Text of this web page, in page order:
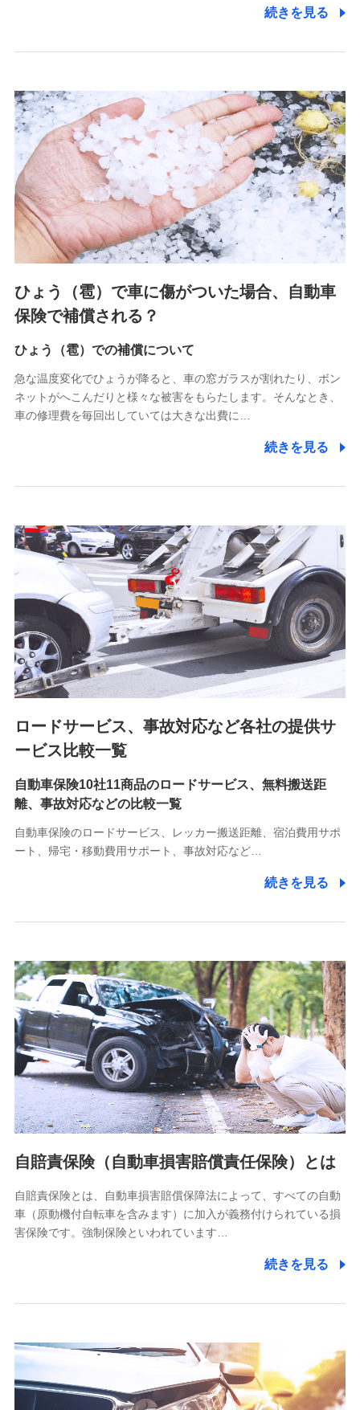
郵便、電話、およびＥメール等により、当社と取引のあるも
た維持管理等の委託業務遂行のため、またそれらに付帯、関
連する当社および提携会社のサービスを案内、提供するため
（なお、当社は複数の保険会社と取引があり、取得した個人
情報を取引のある他の保険会社の商品・サービスをご提案す
るために利用させていただくことがあります。）
上記に係る連絡・手続き・管理等付帯業務を行うため
3.セミナー募集サイトから取得した個人情報
各種セミナーの案内、開催のため
上記に係る連絡・手続き・管理等付帯業務を行うため
4.家族・友達紹介にて取得した個人情報
被紹介者への連絡、及び当社と取引のあるもしくは委託を受
けている保険会社・提携会社の保険その他に関する情報を提
供し、金融商品等の契約を勧奨するため
アンケートやキャンペーン等の実施のため
上記に係る連絡・手続き・管理等付帯業務を行うため
5.通話録音にて取得する情報
7.社員（従業者）の個人情報
人事･勤怠･健康・労務等の管理、給与支給、福利厚生・採用
退職関連処理等の各種手続きのため、当社と従業員または従
業員同士の連絡のため
8.取引先個人情報
取引先としての選定業務、営業情報の提供業務、契約締結手
続き業務、取引管理業務、およびこれらに準ずる業務の遂行
のため
9.お問い合わせ情報
各種お問い合わせに対応するため
10.受託業務の 個人情報
受託業務の遂行およびこれらに準ずる業務の遂行のため
11.マイカー通勤管理クラウド並びに法人向けASPサー
をお送りするため
分析するため
当社の対応品質向上やお問い合わせ内容の正確な把握のため
個人情報保護管理者の職名、連絡先
株式会社ドコモ・インシュアランス 営業部長
〒103-0013 東京都中央区日本橋人形町2-14-10 アーバン
ネット日本橋ビル 3F
株式会社ドコモ・インシュアランス
個人情報の第三者提供について
除き、第三者に提供いたしません。
業務の委託
当社は利用目的の達成に必要な範囲内において個人情報の取
【共同して利用される利用データの項目】
当社又は株式会社NTTドコモがサービス提供等を通じて取得
した、以下の情報などの個人データ
続きを見る
ひょう（雹）で車に傷がついた場合、自動車
保険で補償される？
ひょう（雹）での補償について
急な温度変化でひょうが降ると、車の窓ガラスが割れたり、ボン
ネットがへこんだりと様々な被害をもらたします。そんなとき、
車の修理費を毎回出していては大きな出費に…
続きを見る
ロードサービス、事故対応など各社の提供サ
ービス比較一覧
自動車保険10社11商品のロードサービス、無料搬送距
離、事故対応などの比較一覧
自動車保険のロードサービス、レッカー搬送距離、宿泊費用サポ
ート、帰宅・移動費用サポート、事故対応など…
続きを見る
自賠責保険（自動車損害賠償責任保険）とは
自賠責保険とは、自動車損害賠償保障法によって、すべての自動
車（原動機付自転車を含みます）に加入が義務付けられている損
害保険です。強制保険といわれています…
続きを見る